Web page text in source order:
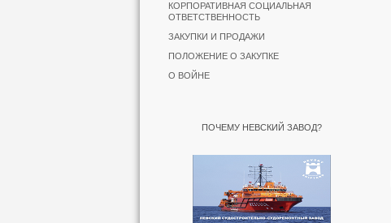
КОРПОРАТИВНАЯ СОЦИАЛЬНАЯ
ОТВЕТСТВЕННОСТЬ
ЗАКУПКИ И ПРОДАЖИ
ПОЛОЖЕНИЕ О ЗАКУПКЕ
О ВОЙНЕ
ПОЧЕМУ НЕВСКИЙ ЗАВОД?